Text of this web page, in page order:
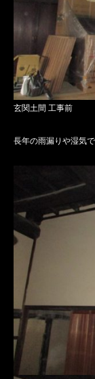
玄関土間 工事前
長年の雨漏りや湿気